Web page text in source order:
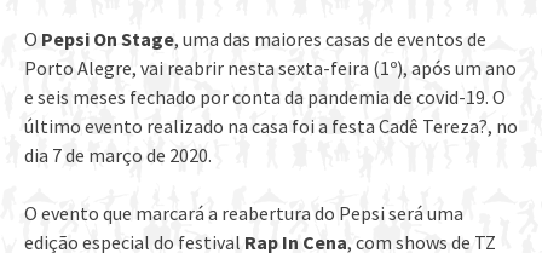
O Pepsi On Stage, uma das maiores casas de eventos de
Porto Alegre, vai reabrir nesta sexta-feira (1º), após um ano
e seis meses fechado por conta da pandemia de covid-19. O
último evento realizado na casa foi a festa Cadê Tereza?, no
dia 7 de março de 2020.
O evento que marcará a reabertura do Pepsi será uma
edição especial do festival Rap In Cena, com shows de TZ